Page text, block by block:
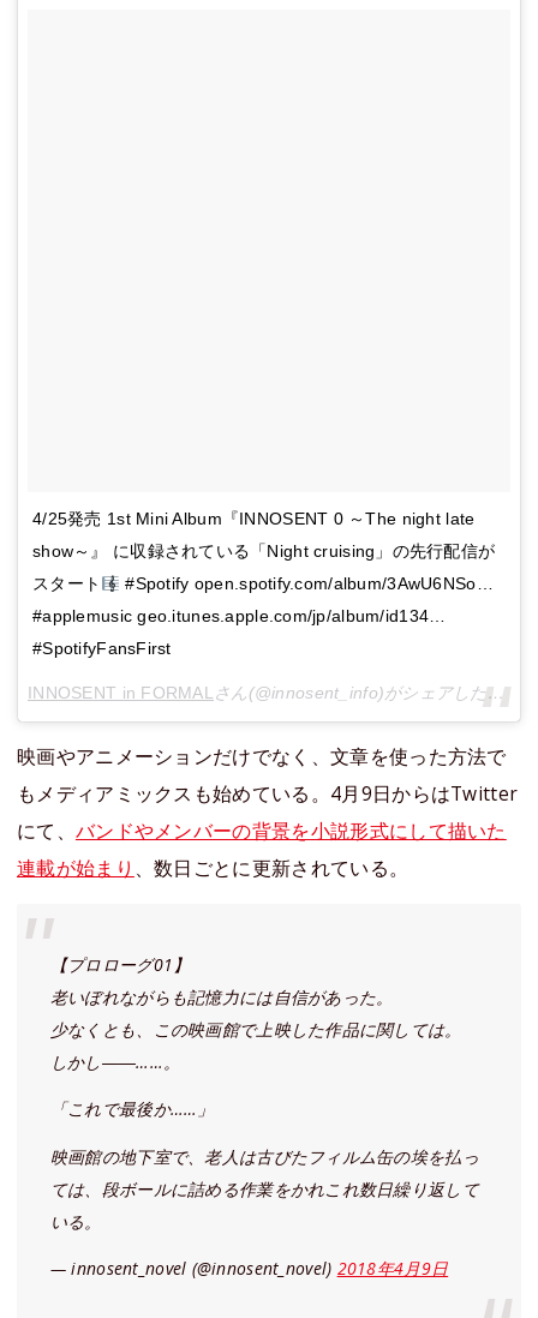
4/25発売 1st Mini Album『INNOSENT 0 ～The night late
show～』 に収録されている「Night cruising」の先行配信が
スタート
#Spotify open.spotify.com/album/3AwU6NSo…
#applemusic geo.itunes.apple.com/jp/album/id134…
#SpotifyFansFirst
INNOSENT in FORMALさん(@innosent_info)がシェアした投稿 –
映画やアニメーションだけでなく、文章を使った方法で
もメディアミックスも始めている。4月9日からはTwitter
にて、 バンドやメンバーの背景を小説形式にして描いた
連載が始まり 、数日ごとに更新されている。
【プロローグ01】
老いぼれながらも記憶力には自信があった。
少なくとも、この映画館で上映した作品に関しては。
しかし――……。
「これで最後か……」
映画館の地下室で、老人は古びたフィルム缶の埃を払っ
ては、段ボールに詰める作業をかれこれ数日繰り返して
いる。
— innosent_novel (@innosent_novel) 2018年4月9日